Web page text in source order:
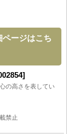
ージはこち
の高さを表してい
禁止